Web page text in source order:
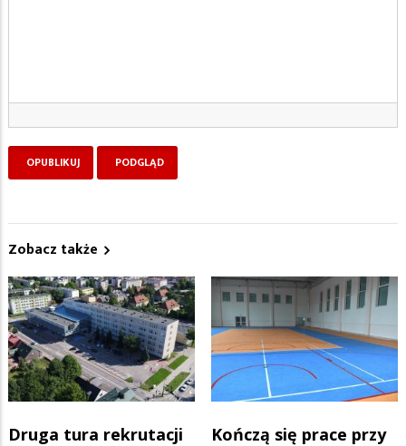
Zobacz także
Druga tura rekrutacji
Kończą się prace przy